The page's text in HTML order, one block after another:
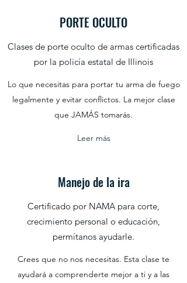
PORTE OCULTO
Clases de porte oculto de armas certificadas
por la policía estatal de Illinois
Lo que necesitas para portar tu arma de fuego
legalmente y evitar conflictos. La mejor clase
que JAMÁS tomarás.
Leer más
Manejo de la ira
Certificado por NAMA para corte,
crecimiento personal o educación,
permítanos ayudarle.
Crees que no nos necesitas. Esta clase te
ayudará a comprenderte mejor a ti y a las